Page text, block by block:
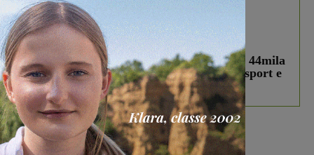
In vetrina 3 Agosto 2026
Estra Notizie agosto: Smart Cities, oltre 44mila
studenti coinvolti, torna il bando per lo sport e
debutta il podcast Estrair